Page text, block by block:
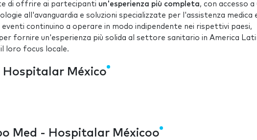
di offrire ai partecipanti un'esperienza più completa, con accesso a
all'avanguardia e soluzioni specializzate per l'assistenza medica
continuino a operare in modo indipendente nei rispettivi paesi,
fornire un'esperienza più solida al settore sanitario in America
loro focus locale.
México
Med - Hospitalar Méxicoo